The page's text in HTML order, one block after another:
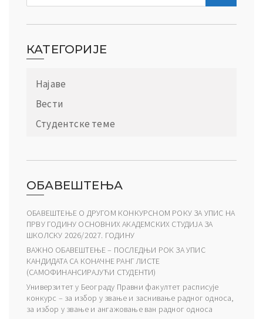
КАТЕГОРИЈЕ
Најаве
Вести
Студентске теме
ОБАВЕШТЕЊА
ОБАВЕШТЕЊЕ О ДРУГОМ КОНКУРСНОМ РОКУ ЗА УПИС НА
ПРВУ ГОДИНУ ОСНОВНИХ АКАДЕМСКИХ СТУДИЈА ЗА
ШКОЛСКУ 2026/2027. ГОДИНУ
ВАЖНО ОБАВЕШТЕЊЕ – ПОСЛЕДЊИ РОК ЗА УПИС
КАНДИДАТА СА КОНАЧНЕ РАНГ ЛИСТЕ
(САМОФИНАНСИРАЈУЋИ СТУДЕНТИ)
Универзитет у Београду Правни факултет расписује
конкурс – за избор у звање и заснивање радног односа,
за избор у звање и ангажовање ван радног односа